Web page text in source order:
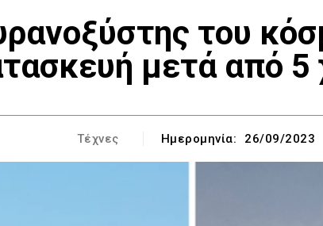
του
μετά από 5
Τέχνες Ημερομηνία: 26/09/2023